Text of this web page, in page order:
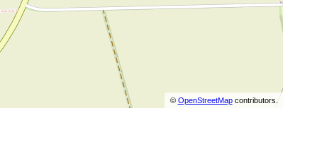
© OpenStreetMapcontributors.